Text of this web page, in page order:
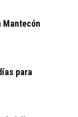
Mantecón
para